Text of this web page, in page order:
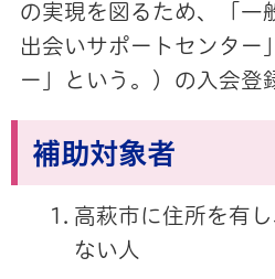
の実現を図るため、「一
出会いサポートセンター
ー」という。）の入会登
補助対象者
高萩市に住所を有
ない人